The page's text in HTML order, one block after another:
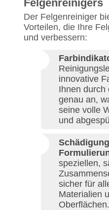
Felgenreinigers
Der Felgenreiniger
Vorteilen, die Ihre
und verbessern:
innovative
Ihnen durch
genau an,
seine volle
und
speziellen,
sicher für
Materialien
Oberflächen.